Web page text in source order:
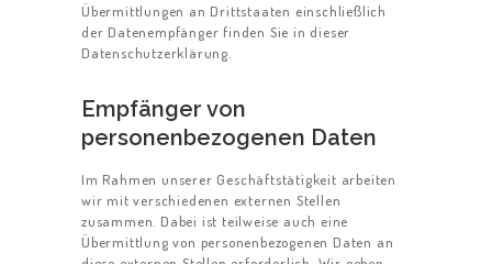
Übermittlungen an Drittstaaten einschließlich
der Datenempfänger finden Sie in dieser
Datenschutzerklärung.
Empfänger von
personenbezogenen Daten
Im Rahmen unserer Geschäftstätigkeit arbeiten
wir mit verschiedenen externen Stellen
zusammen. Dabei ist teilweise auch eine
Übermittlung von personenbezogenen Daten an